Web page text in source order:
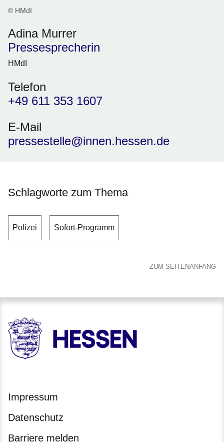
© HMdI
Adina Murrer
Pressesprecherin
HMdI
Telefon
+49 611 353 1607
E-Mail
pressestelle@innen.hessen.de
Schlagworte zum Thema
Polizei Sofort-Programm
ZUM SEITENANFANG
HESSEN - Hessische Landesregierung
Impressum
Datenschutz
Barriere melden